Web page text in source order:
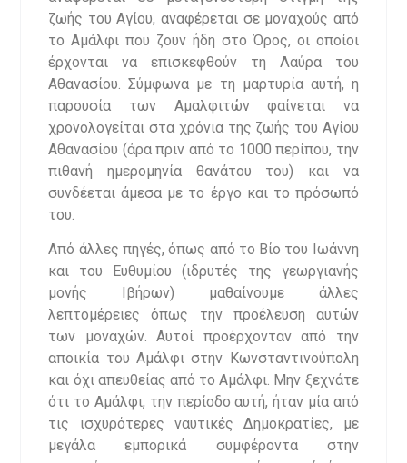
ζωής του Αγίου, αναφέρεται σε μοναχούς από
το Αμάλφι που ζουν ήδη στο Όρος, οι οποίοι
έρχονται να επισκεφθούν τη Λαύρα του
Αθανασίου. Σύμφωνα με τη μαρτυρία αυτή, η
παρουσία των Αμαλφιτών φαίνεται να
χρονολογείται στα χρόνια της ζωής του Αγίου
Αθανασίου (άρα πριν από το 1000 περίπου, την
πιθανή ημερομηνία θανάτου του) και να
συνδέεται άμεσα με το έργο και το πρόσωπό
του.
Από άλλες πηγές, όπως από το Βίο του Ιωάννη
και του Ευθυμίου (ιδρυτές της γεωργιανής
μονής Ιβήρων) μαθαίνουμε άλλες
λεπτομέρειες όπως την προέλευση αυτών
των μοναχών. Αυτοί προέρχονταν από την
αποικία του Αμάλφι στην Κωνσταντινούπολη
και όχι απευθείας από το Αμάλφι. Μην ξεχνάτε
ότι το Αμάλφι, την περίοδο αυτή, ήταν μία από
τις ισχυρότερες ναυτικές Δημοκρατίες, με
μεγάλα εμπορικά συμφέροντα στην